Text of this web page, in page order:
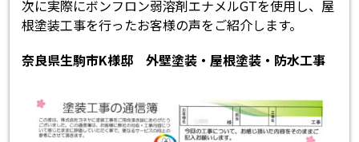
次に実際にボンフロン弱溶剤エナメルGTを使用し、屋
根塗装工事を行ったお客様の声をご紹介します。
奈良県生駒市K様邸 外壁塗装・屋根塗装・防水工事